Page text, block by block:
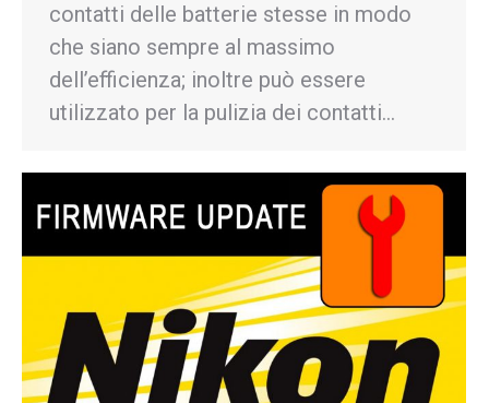
contatti delle batterie stesse in modo
che siano sempre al massimo
dell’efficienza; inoltre può essere
utilizzato per la pulizia dei contatti…